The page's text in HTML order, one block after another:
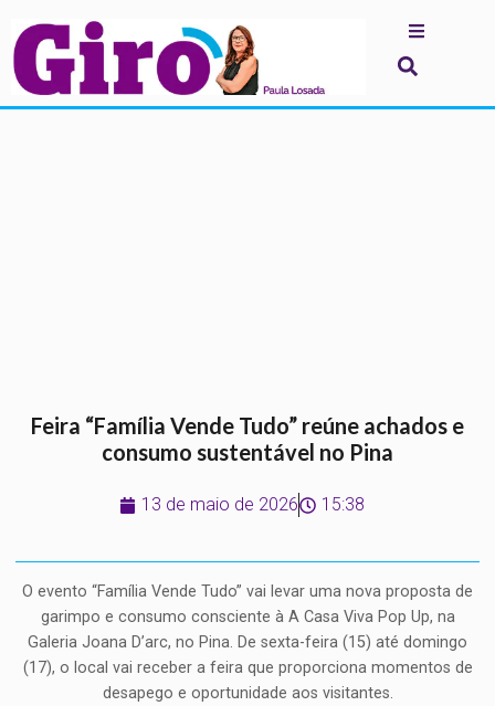
Feira “Família Vende Tudo” reúne achados e
consumo sustentável no Pina
13 de maio de 2026 15:38
O evento “Família Vende Tudo” vai levar uma nova proposta de
garimpo e consumo consciente à A Casa Viva Pop Up, na
Galeria Joana D’arc, no Pina. De sexta-feira (15) até domingo
(17), o local vai receber a feira que proporciona momentos de
desapego e oportunidade aos visitantes.